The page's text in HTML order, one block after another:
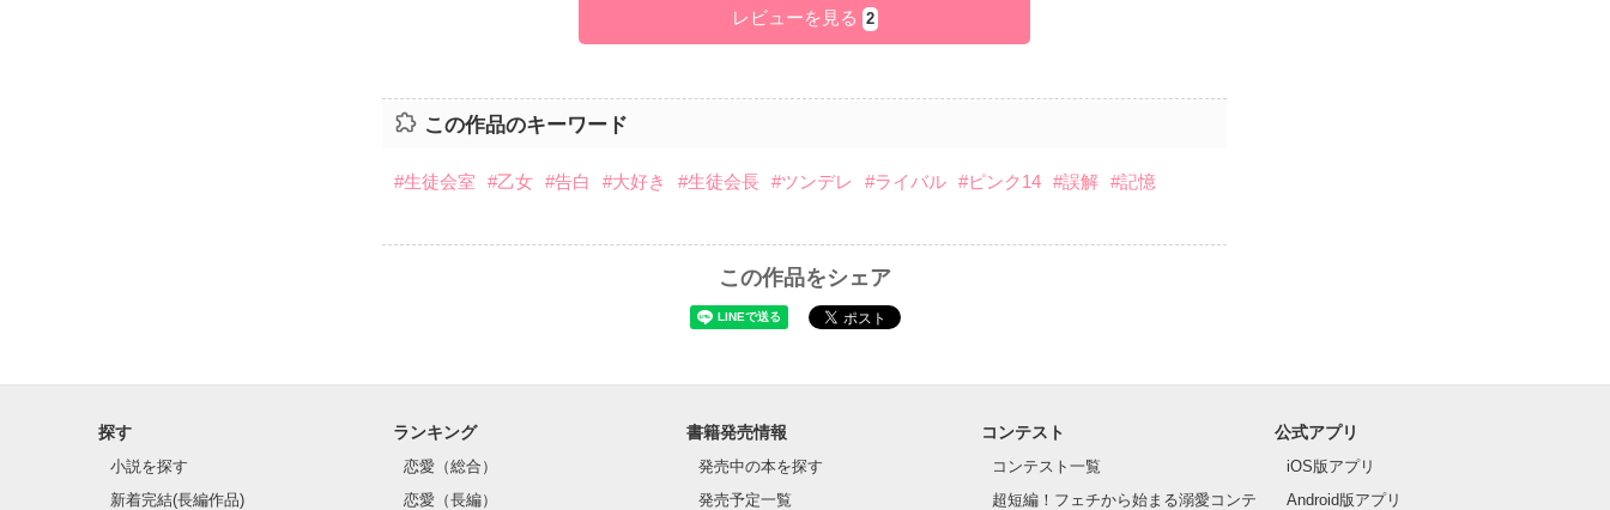
レビューを見る 2
この作品のキーワード
#生徒会室 #乙女 #告白 #大好き #生徒会長 #ツンデレ #ライバル #ピンク14 #誤解 #記憶
この作品をシェア
探す
小説を探す
新着完結(長編作品)
ランキング
恋愛（総合）
恋愛（長編）
書籍発売情報
発売中の本を探す
発売予定一覧
コンテスト
コンテスト一覧
超短編！フェチから始まる溺愛コンテ
公式アプリ
iOS版アプリ
Android版アプリ